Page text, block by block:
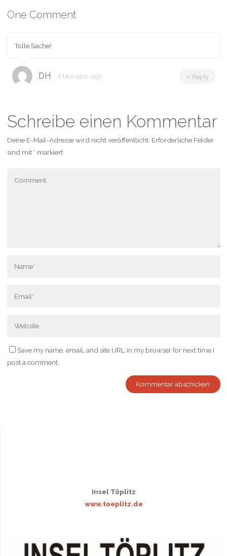
One Comment
Tolle Sache!
DH 4 Monaten ago Reply
Schreibe einen Kommentar
Deine E-Mail-Adresse wird nicht veröffentlicht. Erforderliche Felder
sind mit * markiert
Save my name, email, and site URL in my browser for next time I
post a comment.
Insel Töplitz
www.toeplitz.de